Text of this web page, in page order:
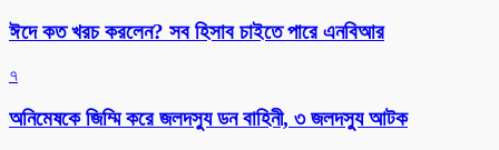
ঈদে কত খরচ করলেন? সব হিসাব চাইতে পারে এনবিআর
৭
অনিমেষকে জিম্মি করে জলদস্যু ডন বাহিনী, ৩ জলদস্যু আটক